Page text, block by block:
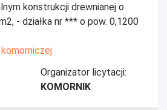
konstrukcji drewnianej o
- działka nr *** o pow. 0,1200
Organizator licytacji:
KOMORNIK